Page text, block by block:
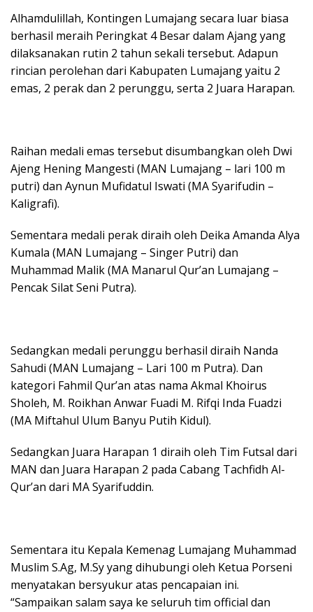
Alhamdulillah, Kontingen Lumajang secara luar biasa
berhasil meraih Peringkat 4 Besar dalam Ajang yang
dilaksanakan rutin 2 tahun sekali tersebut. Adapun
rincian perolehan dari Kabupaten Lumajang yaitu 2
emas, 2 perak dan 2 perunggu, serta 2 Juara Harapan.
Raihan medali emas tersebut disumbangkan oleh Dwi
Ajeng Hening Mangesti (MAN Lumajang – lari 100 m
putri) dan Aynun Mufidatul Iswati (MA Syarifudin –
Kaligrafi).
Sementara medali perak diraih oleh Deika Amanda Alya
Kumala (MAN Lumajang – Singer Putri) dan
Muhammad Malik (MA Manarul Qur’an Lumajang –
Pencak Silat Seni Putra).
Sedangkan medali perunggu berhasil diraih Nanda
Sahudi (MAN Lumajang – Lari 100 m Putra). Dan
kategori Fahmil Qur’an atas nama Akmal Khoirus
Sholeh, M. Roikhan Anwar Fuadi M. Rifqi Inda Fuadzi
(MA Miftahul Ulum Banyu Putih Kidul).
Sedangkan Juara Harapan 1 diraih oleh Tim Futsal dari
MAN dan Juara Harapan 2 pada Cabang Tachfidh Al-
Qur’an dari MA Syarifuddin.
Sementara itu Kepala Kemenag Lumajang Muhammad
Muslim S.Ag, M.Sy yang dihubungi oleh Ketua Porseni
menyatakan bersyukur atas pencapaian ini.
“Sampaikan salam saya ke seluruh tim official dan